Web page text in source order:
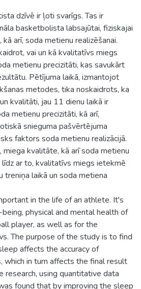
dzīvē ir ļoti svarīgs. Tas ir
basketbolista labsajūtai, fiziskajai
arī, soda metienu realizēšanai.
vai un kā kvalitatīvs miegs
metienu precizitāti, kas savukārt
Pētījuma laikā, izmantojot
metodes, tika noskaidrots, ka
kvalitāti, jau 11 dienu laikā ir
metienu precizitāti, kā arī,
snieguma pašvērtējuma
faktors soda metienu realizācijā.
kvalitāte, kā arī soda metienu
līdz ar to, kvalitatīvs miegs ietekmē
laikā un soda metiena
in the life of an athlete. It's
physical and mental health of
player, as well as for the
The purpose of the study is to find
affects the accuracy of
in turn affects the final result
research, using quantitative data
found that by improving the sleep